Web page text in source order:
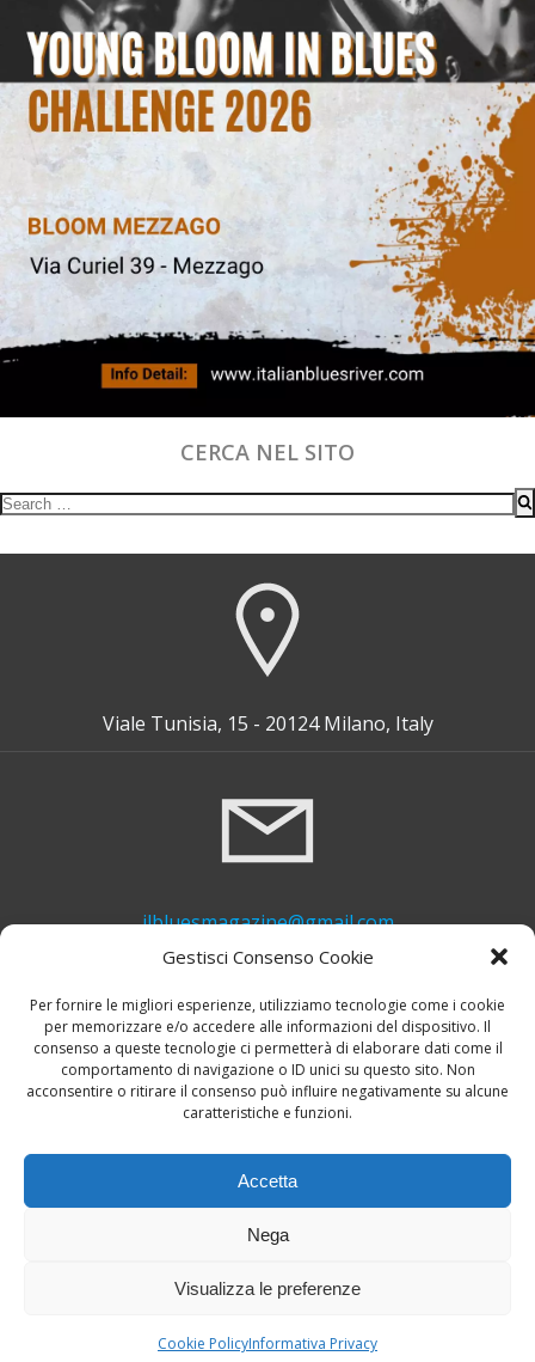
Gestisci Consenso Cookie
Per fornire le migliori esperienze, utilizziamo tecnologie come i cookie
per memorizzare e/o accedere alle informazioni del dispositivo. Il
consenso a queste tecnologie ci permetterà di elaborare dati come il
comportamento di navigazione o ID unici su questo sito. Non
acconsentire o ritirare il consenso può influire negativamente su alcune
caratteristiche e funzioni.
Accetta
Nega
Visualizza le preferenze
Cookie PolicyInformativa Privacy
CERCA NEL SITO
Search
Viale Tunisia, 15 - 20124 Milano, Italy
ilbluesmagazine@gmail.com
+39 339 748 6635
© 2026 Il Blues Magazine. Powered by